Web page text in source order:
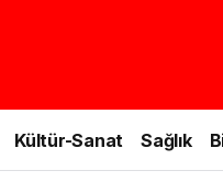
Kültür-Sanat Sağlık